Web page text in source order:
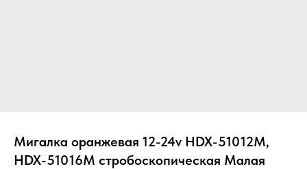
Мигалка оранжевая 12-24v HDX-51012M,
HDX-51016M стробоскопическая Малая